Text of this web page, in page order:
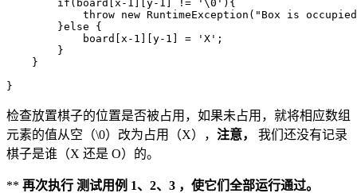
if ( board x - 1 y- 1 != '\0' ){
throw new RuntimeException ( "Box is
}else
{
board
x - 1 y- 1 = 'X' ;
}
}
}
检查放置棋子的位置是否被占用，如果未占用，就将相应数组
元素的值从空（\0）改为占用（X）， 注意，
我们还没有记录
棋子是谁（X 还是 O）的。
** 再次执行 测试用例 1、2、3 ，使它们全部运行通过。